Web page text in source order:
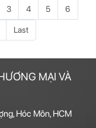
3 4 5 6
Last
MẠI VÀ
Hóc Môn, HCM